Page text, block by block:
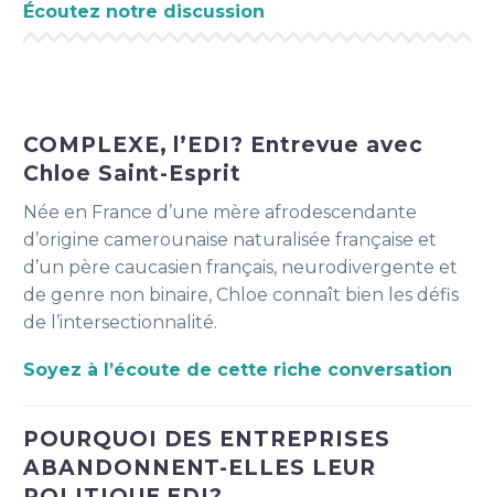
Écoutez notre discussion
COMPLEXE, l’EDI? Entrevue avec
Chloe Saint-Esprit
Née en France d’une mère afrodescendante
d’origine camerounaise naturalisée française et
d’un père caucasien français, neurodivergente et
de genre non binaire, Chloe connaît bien les défis
de l’intersectionnalité.
Soyez à l’écoute de cette riche conversation
POURQUOI DES ENTREPRISES
ABANDONNENT-ELLES LEUR